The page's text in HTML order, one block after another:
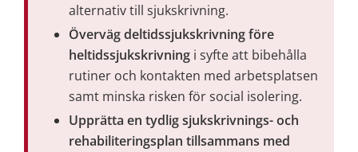
alternativ till sjukskrivning.
Överväg deltidssjukskrivning före
heltidssjukskrivning i syfte att bibehålla
rutiner och kontakten med arbetsplatsen
samt minska risken för social isolering.
Upprätta en tydlig sjukskrivnings- och
rehabiliteringsplan tillsammans med